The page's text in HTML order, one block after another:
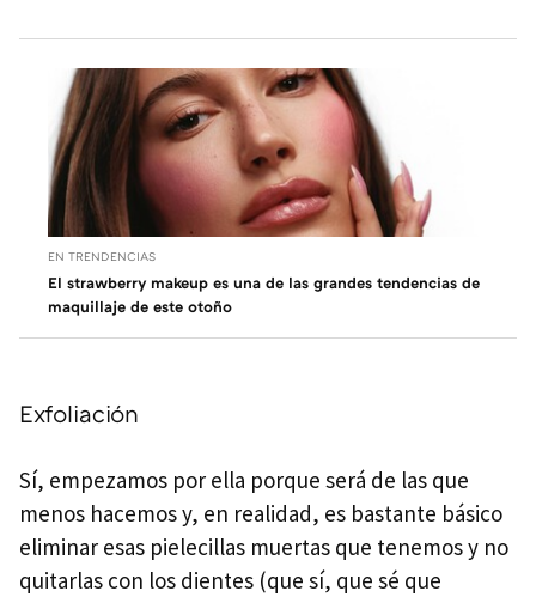
EN TRENDENCIAS
El strawberry makeup es una de las grandes tendencias de
maquillaje de este otoño
Exfoliación
Sí, empezamos por ella porque será de las que
menos hacemos y, en realidad, es bastante básico
eliminar esas pielecillas muertas que tenemos y no
quitarlas con los dientes (que sí, que sé que